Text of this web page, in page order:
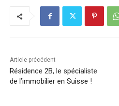
Article précédent
Résidence 2B, le spécialiste
de l’immobilier en Suisse !